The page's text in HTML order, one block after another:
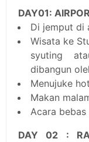
DAY01:
Di jemput di
Wisata ke
syuting
dibangun
Menujuke
Makan
Acara bebas
DAY 02 :